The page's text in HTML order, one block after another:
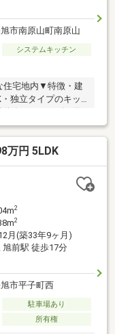
市南原山町南原山
システムキッチン
住宅地内▼特徴・建
独立タイプのキッ
、隣接和室と一体利
きやすい広さ・駐
)▼周辺環境・フィ
道路幅員により
お手伝いします
にお問い合わせく
万円 5LDK
2
2
月(築33年9ヶ月)
前駅 徒歩17分
市平子町西
駐車場あり
所有権